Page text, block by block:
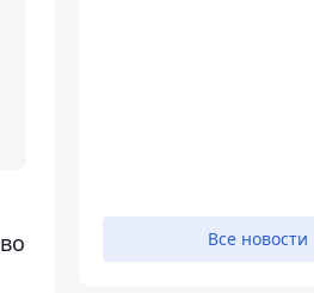
Все новости